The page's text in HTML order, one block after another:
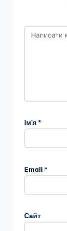
Ім'я*
Email *
Сайт